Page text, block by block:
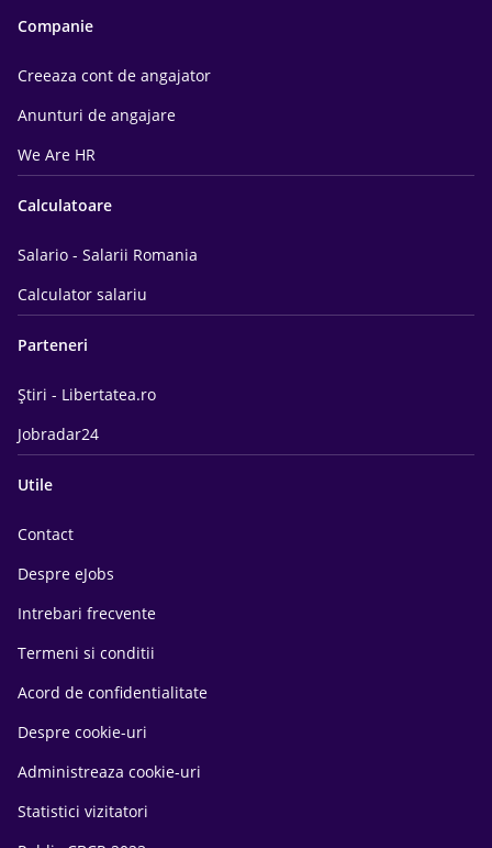
Companie
Creeaza cont de angajator
Anunturi de angajare
We Are HR
Calculatoare
Salario - Salarii Romania
Calculator salariu
Parteneri
Știri - Libertatea.ro
Jobradar24
Utile
Contact
Despre eJobs
Intrebari frecvente
Termeni si conditii
Acord de confidentialitate
Despre cookie-uri
Administreaza cookie-uri
Statistici vizitatori